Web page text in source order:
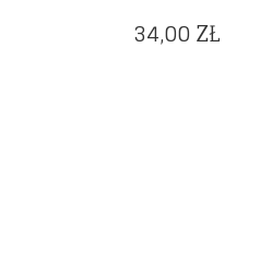
34,00ZŁ